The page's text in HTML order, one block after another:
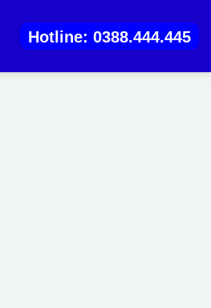
Hotline: 0388.444.445